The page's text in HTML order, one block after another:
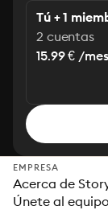
Tú + 1
2 cuentas
15.99 € /mes
EMPRESA
Acerca de
Únete al equipo